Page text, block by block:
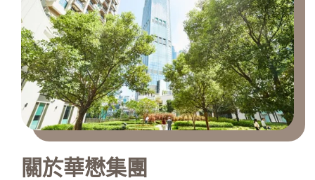
關於華懋集團